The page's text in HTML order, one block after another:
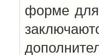
форме для